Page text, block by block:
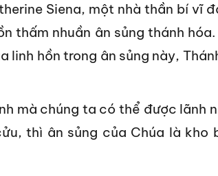
Siena, một nhà thần bí vĩ
thấm nhuần ân sủng thánh
linh hồn trong ân sủng này,
mà chúng ta có thể được lãnh
thì ân sủng của Chúa là